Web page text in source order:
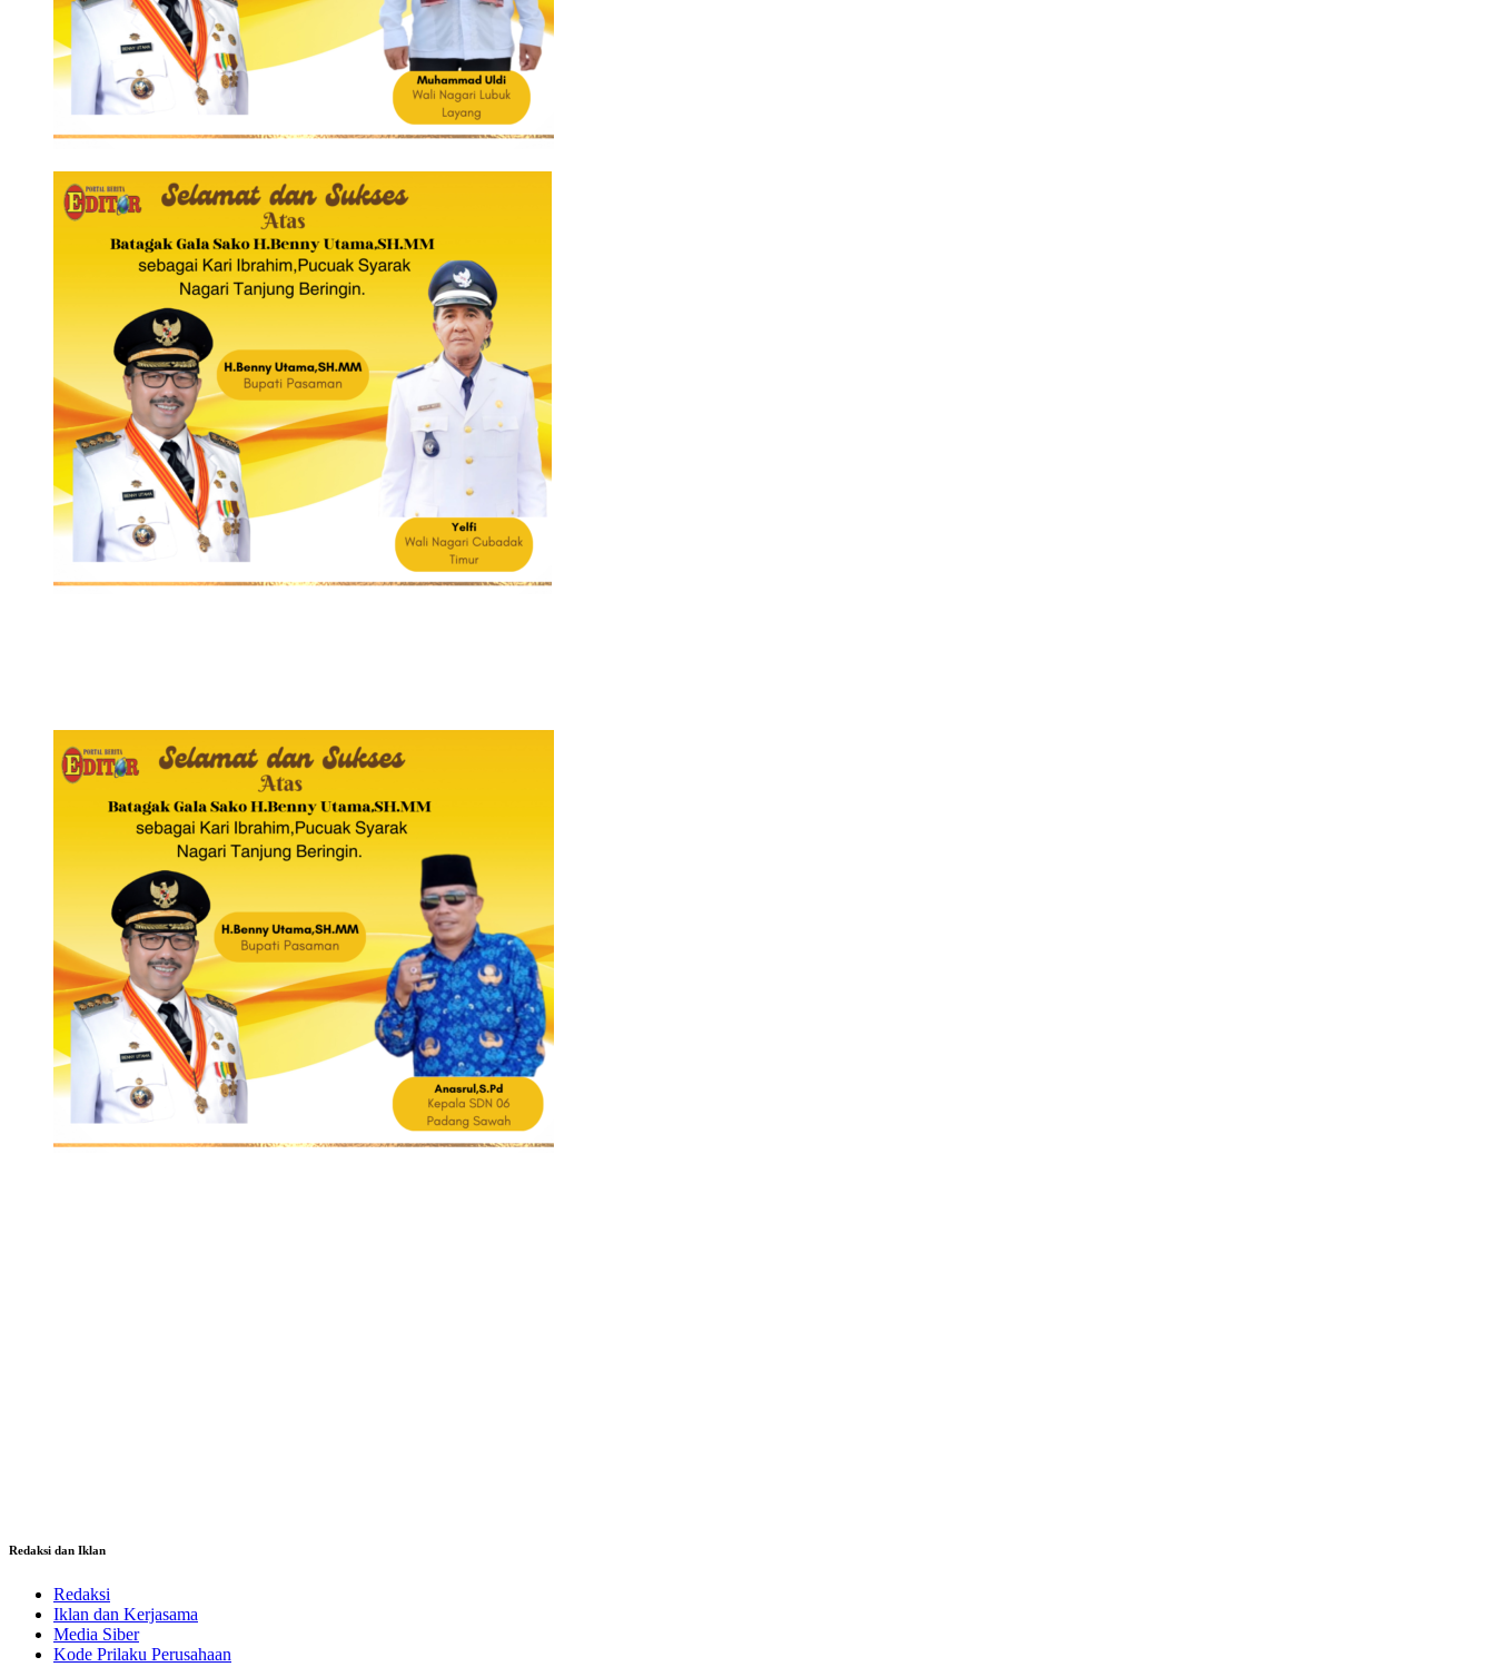
Redaksi dan Iklan
Redaksi
Iklan dan Kerjasama
Media Siber
Kode Prilaku Perusahaan